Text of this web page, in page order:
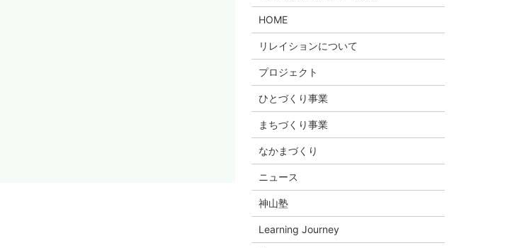
HOME
リレイションについて
プロジェクト
ひとづくり事業
まちづくり事業
なかまづくり
ニュース
神山塾
Learning Journey